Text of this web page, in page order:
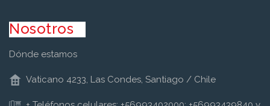
Nosotros
Dónde estamos
Vaticano 4233, Las Condes, Santiago / Chile